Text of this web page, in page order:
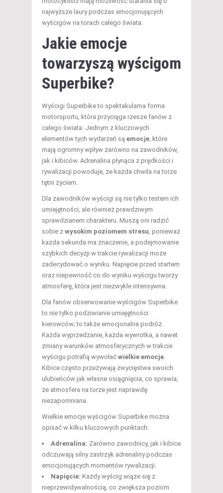
najwyższe laury podczas emocjonujących
wyścigów na torach całego świata.
Jakie emocje
towarzyszą wyścigom
Superbike?
Wyścigi Superbike to spektakularna forma
motorsportu, która przyciąga rzesze fanów z
całego świata. Jednym z kluczowych
elementów tych wydarzeń są emocje, które
mają ogromny wpływ zarówno na zawodników,
jak i kibiców. Adrenalina płynąca z prędkości i
rywalizacji powoduje, że każda chwila na torze
tętni życiem.
Dla zawodników wyścigi są nie tylko testem ich
umiejętności, ale również prawdziwym
sprawdzianem charakteru. Muszą oni radzić
sobie z wysokim poziomem stresu, ponieważ
każda sekunda ma znaczenie, a podejmowanie
szybkich decyzji w trakcie rywalizacji może
zadecydować o wyniku. Napięcie przed startem
oraz niepewność co do wyniku wyścigu tworzy
atmosferę, która jest niezwykle intensywna.
Dla fanów obserwowanie wyścigów Superbike
to nie tylko podziwianie umiejętności
kierowców; to także emocjonalna podróż.
Każda wyprzedzanie, każda wywrotka, a nawet
zmiany warunków atmosferycznych w trakcie
wyścigu potrafią wywołać wielkie emocje.
Kibice często przeżywają zwycięstwa swoich
ulubieńców jak własne osiągnięcia, co sprawia,
że atmosfera na torze jest naprawdę
niezapomniana.
Wielkie emocje wyścigów Superbike można
opisać w kilku kluczowych punktach:
Adrenalina: Zarówno zawodnicy, jak i kibice
odczuwają silny zastrzyk adrenaliny podczas
emocjonujących momentów rywalizacji.
Napięcie: Każdy wyścig wiąże się z
nieprzewidywalnością, co zwiększa poziom